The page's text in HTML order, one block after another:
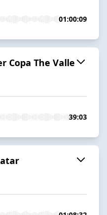
01:00:09
Copa The Valle
39:03